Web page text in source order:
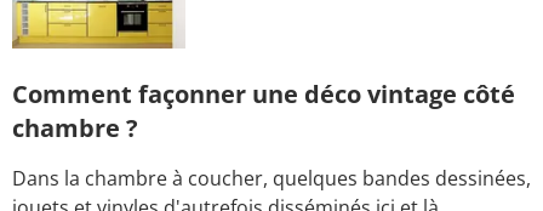
Comment façonner une déco vintage côté
chambre ?
Dans la chambre à coucher, quelques bandes dessinées,